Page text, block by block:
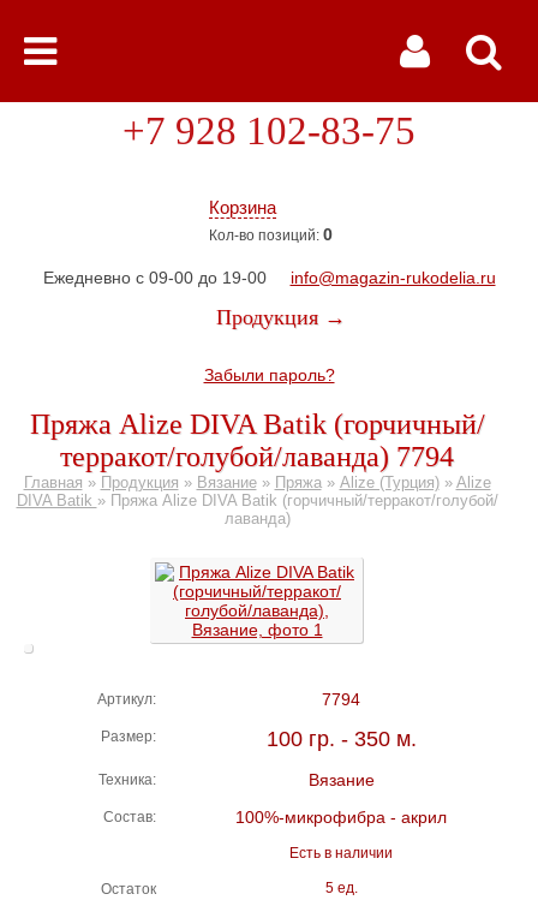
Корзина
Кол-во позиций: 0
+7 928 102-83-75
Ежедневно с 09-00 до 19-00 info@magazin-rukodelia.ru
Продукция →
Забыли пароль?
Пряжа Alize DIVA Batik (горчичный/
терракот/голубой/лаванда) 7794
Главная » Продукция » Вязание» Пряжа» Alize (Турция)» Alize
DIVA Batik » Пряжа Alize DIVA Batik (горчичный/терракот/голубой/
лаванда)
Артикул: 7794
Размер: 100 гр. - 350 м.
Техника: Вязание
Состав: 100%-микрофибра - акрил
Есть в наличии
Остаток 5 ед.